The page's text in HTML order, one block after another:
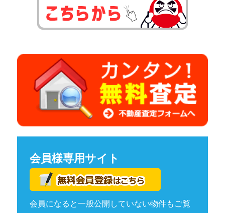
会員様専用サイト
会員になると一般公開していない物件もご覧